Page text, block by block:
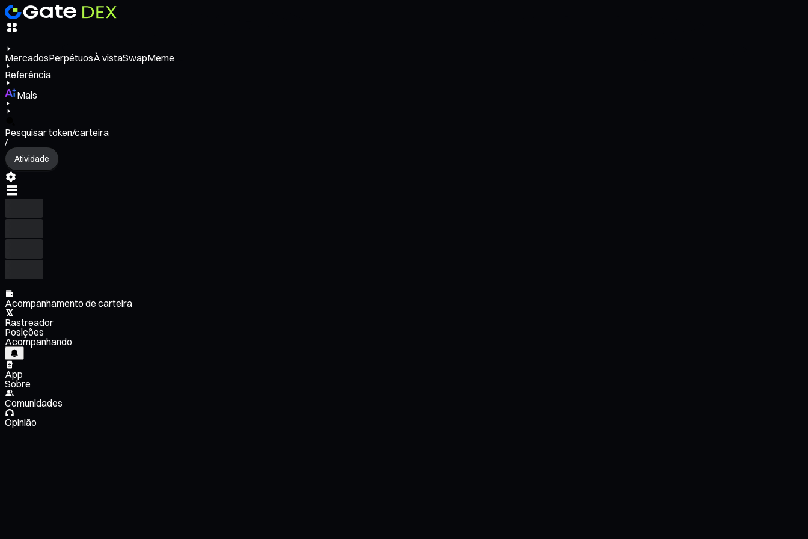
MercadosPerpétuosÀ vistaSwapMeme
Referência
Mais
Pesquisar token/carteira
/
Atividade
Acompanhamento de carteira
Rastreador
Posições
Acompanhando
App
Sobre
Comunidades
Opinião